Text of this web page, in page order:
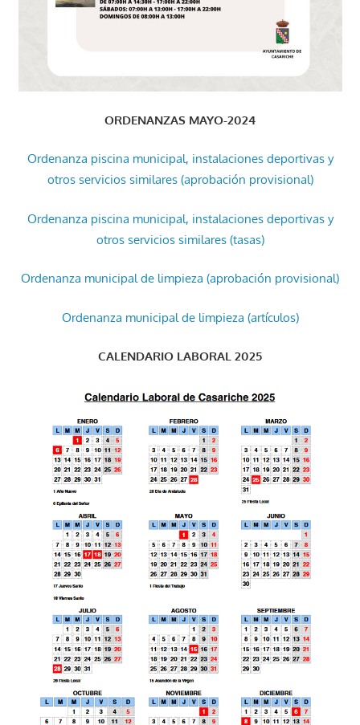
ORDENANZAS MAYO-2024
Ordenanza piscina municipal, instalaciones deportivas y
otros servicios similares (aprobación provisional)
Ordenanza piscina municipal, instalaciones deportivas y
otros servicios similares (tasas)
Ordenanza municipal de limpieza (aprobación provisional)
Ordenanza municipal de limpieza (artículos)
CALENDARIO LABORAL 2025